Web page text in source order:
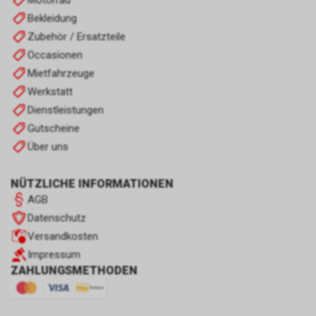
Bekleidung
Zubehör / Ersatzteile
Occasionen
Mietfahrzeuge
Werkstatt
Dienstleistungen
Gutscheine
Über uns
NÜTZLICHE INFORMATIONEN
AGB
Datenschutz
Versandkosten
Impressum
ZAHLUNGSMETHODEN